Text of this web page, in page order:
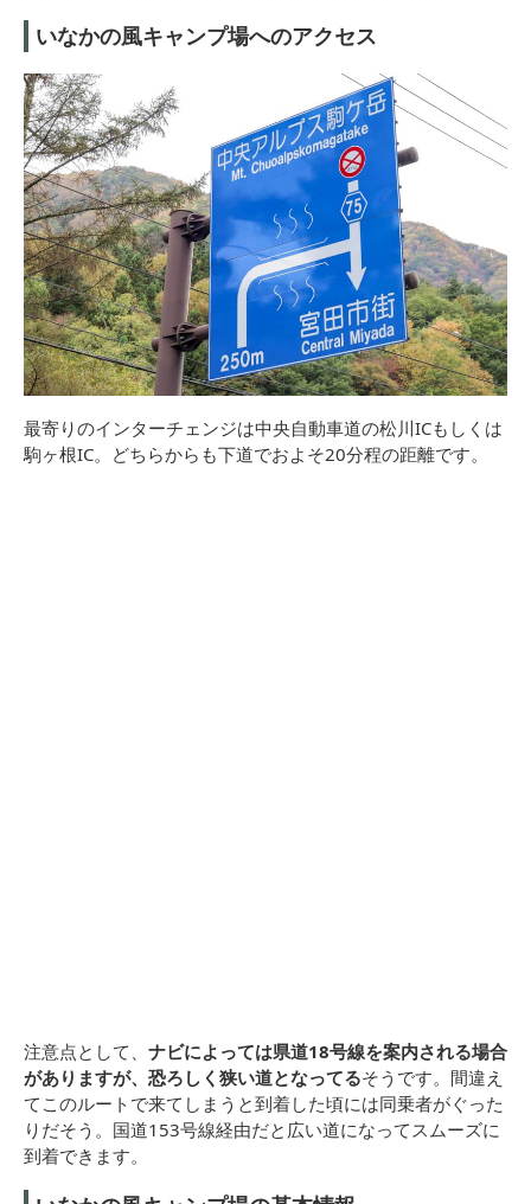
いなかの風キャンプ場へのアクセス
最寄りのインターチェンジは中央自動車道の松川ICもしくは
駒ヶ根IC。どちらからも下道でおよそ20分程の距離です。
注意点として、 ナビによっては県道18号線を案内される場合
がありますが、恐ろしく狭い道となってるそうです。間違え
てこのルートで来てしまうと到着した頃には同乗者がぐった
りだそう。国道153号線経由だと広い道になってスムーズに
到着できます。